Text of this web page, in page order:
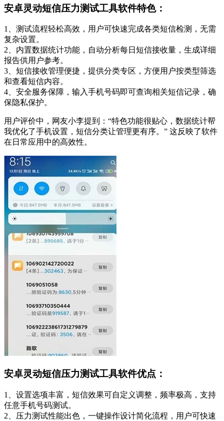
安卓灵动短信压力测试工具软件特色：
1、测试流程轻松高效，用户可快速完成各类短信检测，无需
复杂设置。
2、内置数据统计功能，自动分析每日短信接收量，生成详细
报告供用户参考。
3、短信接收管理便捷，提供分类专区，方便用户按类型筛选
和查看短信内容。
4、安全服务保障，输入手机号码即可查询相关短信记录，确
保隐私保护。
用户评价中，网友小李提到：“特色功能很贴心，数据统计帮
我优化了手机设置，短信分类让管理更有序。” 这反映了软件
在日常应用中的高效性。
安卓灵动短信压力测试工具软件优点：
1、设置选项丰富，短信效果可自定义调整，频率极高，支持
任意手机号码测试。
2、压力测试性能出色，一键操作设计简化流程，用户可快速